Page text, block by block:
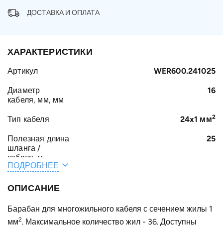
ДОСТАВКА И ОПЛАТА
ХАРАКТЕРИСТИКИ
Артикул WER600.241025
Диаметр
кабеля, мм, мм
16
Тип кабеля 24x1 мм2
Полезная длина
шланга /
кабеля, м
25
C, мм
ПОДРОБНЕЕ
ОПИСАНИЕ
Барабан для многожильного кабеля с сечением жилы 1
мм2. Максимальное количество жил - 36. Доступны